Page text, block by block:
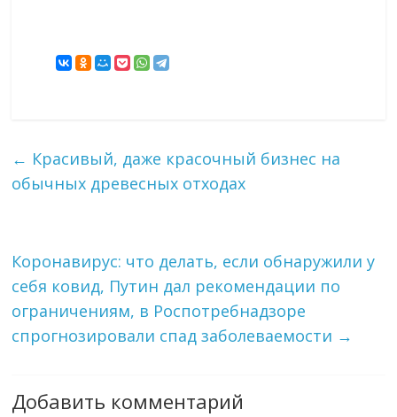
← Красивый, даже красочный бизнес на
обычных древесных отходах
Коронавирус: что делать, если обнаружили у
себя ковид, Путин дал рекомендации по
ограничениям, в Роспотребнадзоре
спрогнозировали спад заболеваемости →
Добавить комментарий